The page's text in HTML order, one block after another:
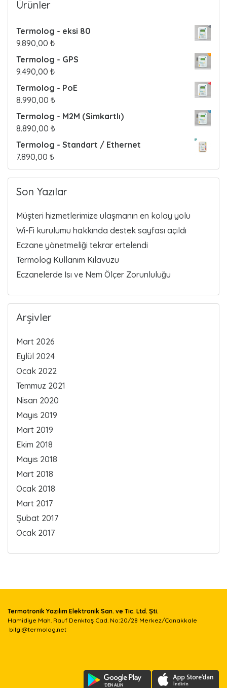
Ürünler
Termolog - eksi 80
9.890,00 ₺
Termolog - GPS
9.490,00 ₺
Termolog - PoE
8.990,00 ₺
Termolog - M2M (Simkartlı)
8.890,00 ₺
Termolog - Standart / Ethernet
7.890,00 ₺
Son Yazılar
Müşteri hizmetlerimize ulaşmanın en kolay yolu
Wi-Fi kurulumu hakkında destek sayfası açıldı
Eczane yönetmeliği tekrar ertelendi
Termolog Kullanım Kılavuzu
Eczanelerde Isı ve Nem Ölçer Zorunluluğu
Arşivler
Mart 2026
Eylül 2024
Ocak 2022
Temmuz 2021
Nisan 2020
Mayıs 2019
Mart 2019
Ekim 2018
Mayıs 2018
Mart 2018
Ocak 2018
Mart 2017
Şubat 2017
Ocak 2017
Termotronik Yazılım Elektronik San. ve Tic. Ltd. Şti.
Hamidiye Mah. Rauf Denktaş Cad. No:20/28 Merkez/Çanakkale
bilgi@termolog.net